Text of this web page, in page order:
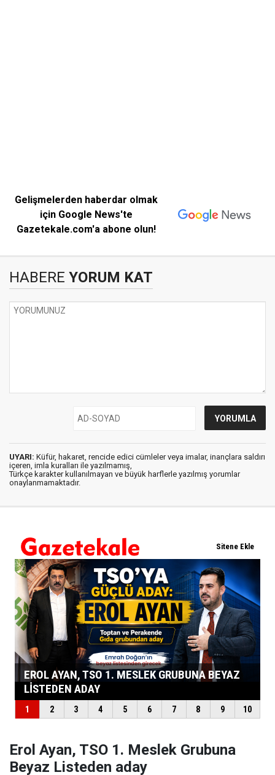
Gelişmelerden haberdar olmak
için Google News'te
Gazetekale.com'a abone olun!
HABERE YORUM KAT
UYARI: Küfür, hakaret, rencide edici cümleler veya imalar, inançlara saldırı
içeren, imla kuralları ile yazılmamış,
Türkçe karakter kullanılmayan ve büyük harflerle yazılmış yorumlar
onaylanmamaktadır.
Erol Ayan, TSO 1. Meslek Grubuna
Beyaz Listeden aday